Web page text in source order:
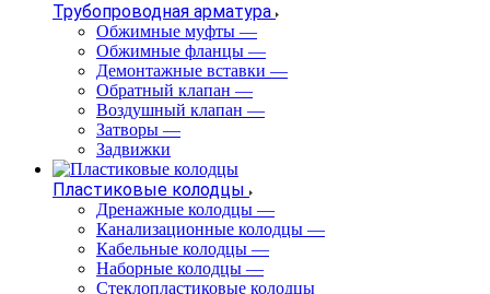
Трубопроводная арматура
Обжимные муфты —
Обжимные фланцы —
Демонтажные вставки —
Обратный клапан —
Воздушный клапан —
Затворы —
Задвижки
Пластиковые колодцы
Дренажные колодцы —
Канализационные колодцы —
Кабельные колодцы —
Наборные колодцы —
Стеклопластиковые колодцы